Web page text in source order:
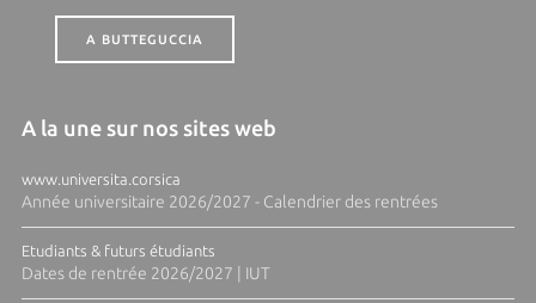
A BUTTEGUCCIA
A la une sur nos sites web
www.universita.corsica
Année universitaire 2026/2027 - Calendrier des rentrées
Etudiants & futurs étudiants
Dates de rentrée 2026/2027 | IUT